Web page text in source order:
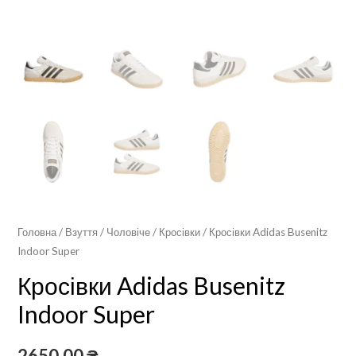
Головна/ Взуття / Чоловіче/ Кросівки/ Кросівки Adidas Busenitz
Indoor Super
Кросівки Adidas Busenitz
Indoor Super